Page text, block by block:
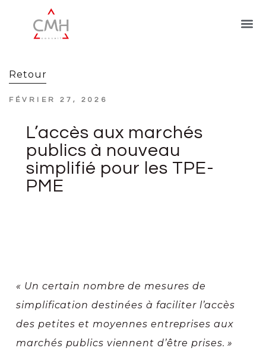
Retour
FÉVRIER 27, 2026
L’accès aux marchés
publics à nouveau
simplifié pour les TPE-
PME
« Un certain nombre de mesures de
simplification destinées à faciliter l’accès
des petites et moyennes entreprises aux
marchés publics viennent d’être prises. »